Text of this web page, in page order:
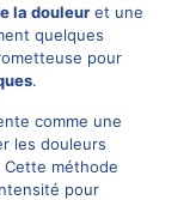
la douleuret une
quelques
pour
.
comme une
les douleurs
Cette méthode
pour